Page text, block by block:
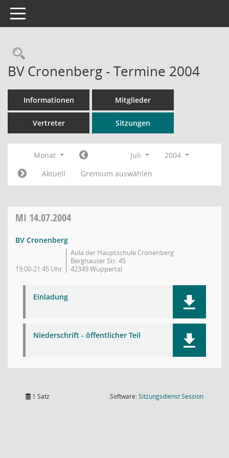
Toggle navigation
Rechercheauswahl
BV Cronenberg - Termine 2004
Informationen Mitglieder
Vertreter Sitzungen
Monat Juli
2004
Aktuell
Gremium auswählen
MI 14.07.2004
BV Cronenberg
19:00-21:45 Uhr
Aula der Hauptschule Cronenberg
Berghauser Str. 45
42349 Wuppertal
Einladung
Niederschrift - öffentlicher Teil
1 Satz Software:SitzungsdienstSession(Wird in